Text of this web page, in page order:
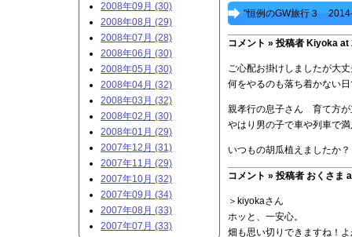
"恒例のGW旅行３
コメント » 投稿者 Kiyoka at
ご心配お掛けしましたが大
何をやるのも落ち着かない
親孝行の息子さん 育て方が
やはり男の子で車や列車で
いつもの胡瓜植えましたか？
コメント » 投稿者 おくさま
＞kiyokaさん
ホッと、一安心。
畑も思い切りできますね！
2008年09月 (30)
2008年08月 (29)
2008年07月 (28)
2008年06月 (30)
2008年05月 (30)
2008年04月 (32)
2008年03月 (32)
2008年02月 (30)
2008年01月 (29)
2007年12月 (31)
2007年11月 (29)
2007年10月 (32)
2007年09月 (34)
2007年08月 (33)
2007年07月 (33)